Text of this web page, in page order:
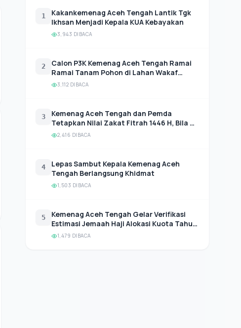
1
Kakankemenag Aceh Tengah Lantik Tgk
Ikhsan Menjadi Kepala KUA Kebayakan
3,943 DIBACA
2
Calon P3K Kemenag Aceh Tengah Ramai
Ramai Tanam Pohon di Lahan Wakaf
Produktif
3,112 DIBACA
3
Kemenag Aceh Tengah dan Pemda
Tetapkan Nilai Zakat Fitrah 1446 H, Bila Di
Rupiahkan 64 Ribu
2,416 DIBACA
4
Lepas Sambut Kepala Kemenag Aceh
Tengah Berlangsung Khidmat
1,503 DIBACA
5
Kemenag Aceh Tengah Gelar Verifikasi
Estimasi Jemaah Haji Alokasi Kuota Tahun
2026
1,479 DIBACA